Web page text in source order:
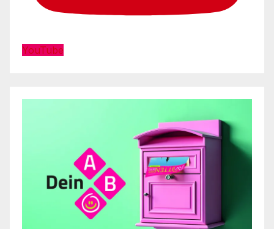
YouTube